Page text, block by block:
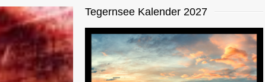
Tegernsee Kalender 2027